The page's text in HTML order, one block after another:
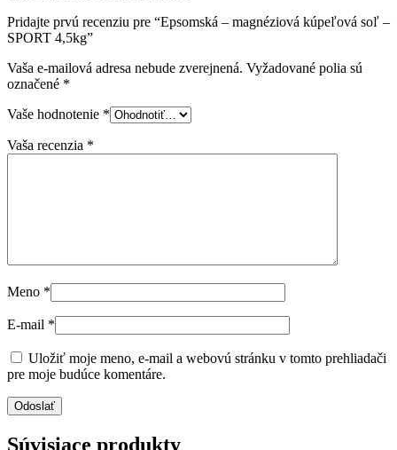
Pridajte prvú recenziu pre “Epsomská – magnéziová kúpeľová soľ –
SPORT 4,5kg”
Vaša e-mailová adresa nebude zverejnená. Vyžadované polia sú
označené *
Vaše hodnotenie *
Vaša recenzia *
Meno *
E-mail *
Uložiť moje meno, e-mail a webovú stránku v tomto prehliadači
pre moje budúce komentáre.
Súvisiace produkty